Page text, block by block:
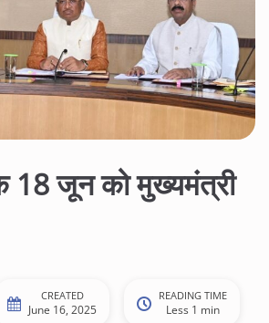
18 जून को मुख्यमंत्री
CREATED
June 16, 2025
READING TIME
Less 1 min